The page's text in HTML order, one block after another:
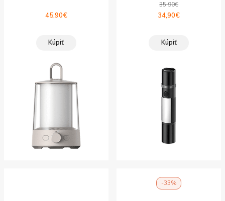
45,90€
Kúpiť
35,90€
Pôvodná
bola:
34,90€Aktuálna
Kúpiť
-33%